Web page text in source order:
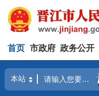
首页 市政府 政务公开